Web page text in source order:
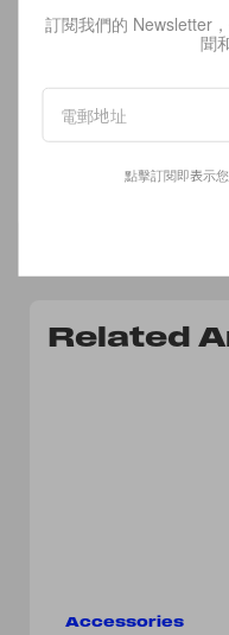
我們用到「鐵片
Read
Related
Accessories
訂閱我們的 Newsletter
聞
點擊訂閱即表示